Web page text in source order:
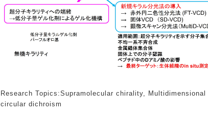
Research Topics:Supramolecular chirality, Multidimensional
circular dichroism